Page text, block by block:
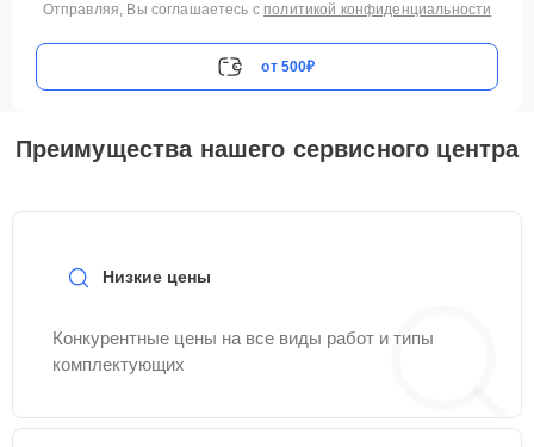
Отправляя, Вы соглашаетесь с политикой конфиденциальности
от 500₽
Преимущества нашего сервисного центра
Низкие цены
Конкурентные цены на все виды работ и типы
комплектующих